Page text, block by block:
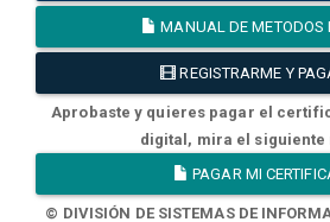
MANUAL DE METODOS
REGISTRARME Y
Aprobaste y quieres pagar el
digital, mira el siguiente
PAGAR MI
© DIVISIÓN DE SISTEMAS DE